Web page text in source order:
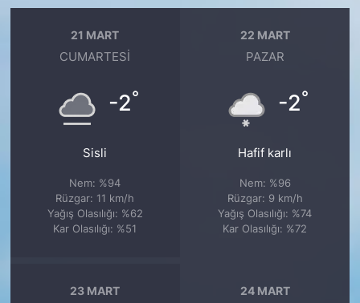
21 MART
CUMARTESI
-2°
Sisli
Nem: %94
Rüzgar: 11 km/h
Yağış Olasılığı: %62
Kar Olasılığı: %51
22 MART
PAZAR
-2°
Hafif karlı
Nem: %96
Rüzgar: 9 km/h
Yağış Olasılığı: %74
Kar Olasılığı: %72
23 MART 24 MART